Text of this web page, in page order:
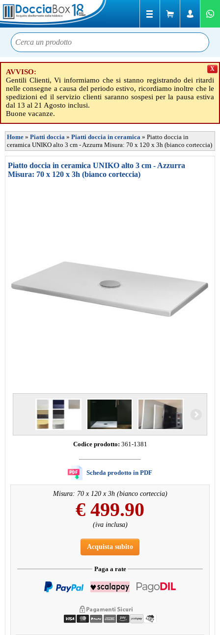
AVVISO:
Gentili Clienti, Vi informiamo che si stanno registrando dei ritardi
nelle consegne a causa del periodo estivo, ricordiamo inoltre che le
spedizioni ed il servizio clienti saranno sospesi per la pausa estiva
dal 13 al 21 Agosto inclusi.
Buone vacanze.
X
Home » Piatti doccia » Piatti doccia in ceramica » Piatto doccia in
ceramica UNIKO alto 3 cm - Azzurra Misura: 70 x 120 x 3h (bianco corteccia)
Piatto doccia in ceramica UNIKO alto 3 cm - Azzurra
Misura: 70 x 120 x 3h (bianco corteccia)
Codice prodotto: 361-1381
Scheda prodotto in PDF
Misura: 70 x 120 x 3h (bianco corteccia)
€ 499.90
(iva inclusa)
Acquista subito
Paga a rate